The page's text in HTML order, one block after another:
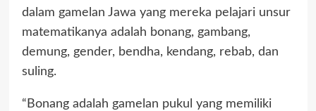
dalam gamelan Jawa yang mereka pelajari unsur
matematikanya adalah bonang, gambang,
demung, gender, bendha, kendang, rebab, dan
suling.
“Bonang adalah gamelan pukul yang memiliki